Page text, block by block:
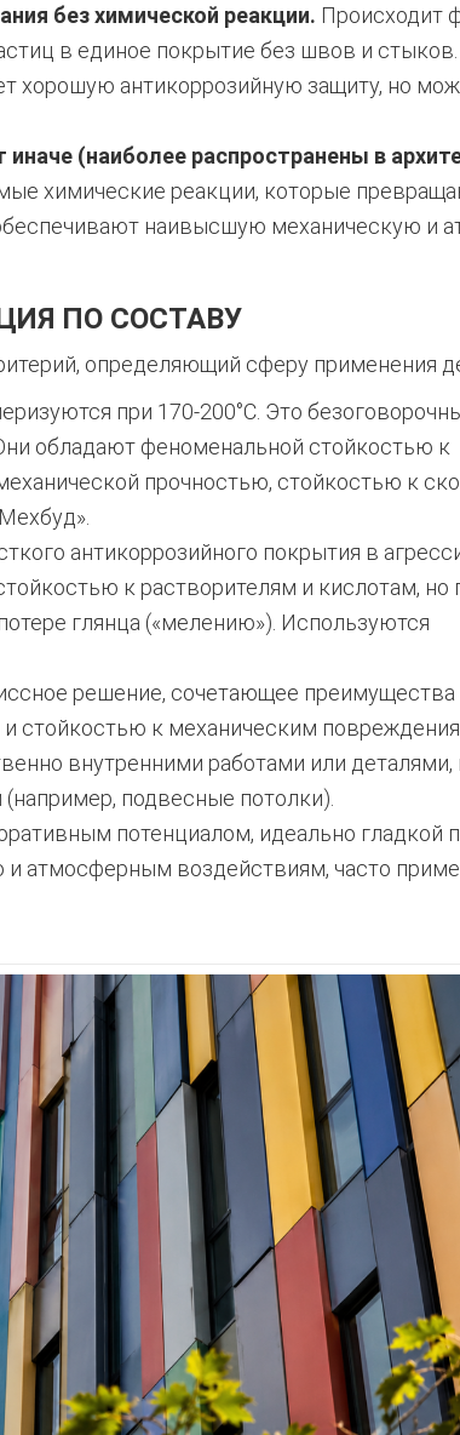
без химической реакции. Происходит
в единое покрытие без швов и
хорошую антикоррозийную защиту, но
(наиболее распространены в
химические реакции, которые
наивысшую механическую и
ПО СОСТАВУ
определяющий сферу применения
при 170-200°С. Это
обладают феноменальной стойкостью к
прочностью, стойкостью к
антикоррозийного покрытия в
к растворителям и кислотам, но
глянца («мелению»). Используются
решение, сочетающее преимущества
стойкостью к механическим
внутренними работами или деталями,
подвесные потолки).
потенциалом, идеально гладкой
атмосферным воздействиям, часто